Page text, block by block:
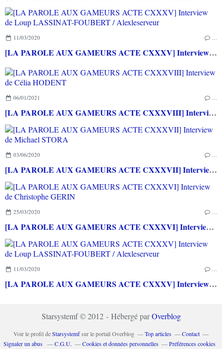
11/03/2020 …
[LA PAROLE AUX GAMEURS ACTE CXXXV] Interview de Loup LASSINAT-FOUBERT / Alexleserveur
06/01/2021 …
[LA PAROLE AUX GAMEURS ACTE CXXXVIII] Interview de Célia HODENT
03/06/2020 …
[LA PAROLE AUX GAMEURS ACTE CXXXVII] Interview de Michael STORA
25/03/2020 …
[LA PAROLE AUX GAMEURS ACTE CXXXVI] Interview de Christophe GERIN
11/03/2020 …
[LA PAROLE AUX GAMEURS ACTE CXXXV] Interview de Loup LASSINAT-FOUBERT / Alexleserveur
Starsystemf © 2012 - Hébergé parOverblog
Voir le profil deStarsystemfsur le portail Overblog Top articles
Contact
Signaler un abus
C.G.U. Cookies et données personnelles Préférences cookies